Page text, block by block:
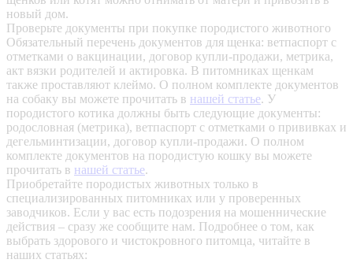
новый дом.
Проверьте документы при покупке породистого животного
Обязательный перечень документов для щенка: ветпаспорт с
отметками о вакцинации, договор купли-продажи, метрика,
акт вязки родителей и актировка. В питомниках щенкам
также проставляют клеймо. О полном комплекте документов
на собаку вы можете прочитать в нашей статье. У
породистого котика должны быть следующие документы:
родословная (метрика), ветпаспорт с отметками о прививках и
дегельминтизации, договор купли-продажи. О полном
комплекте документов на породистую кошку вы можете
прочитать в нашей статье.
Приобретайте породистых животных только в
специализированных питомниках или у проверенных
заводчиков. Если у вас есть подозрения на мошеннические
действия – сразу же сообщите нам. Подробнее о том, как
выбрать здорового и чистокровного питомца, читайте в
наших статьях: